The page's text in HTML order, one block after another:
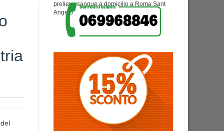
prelievo sangue a domicilio a Roma Sant
Angelo